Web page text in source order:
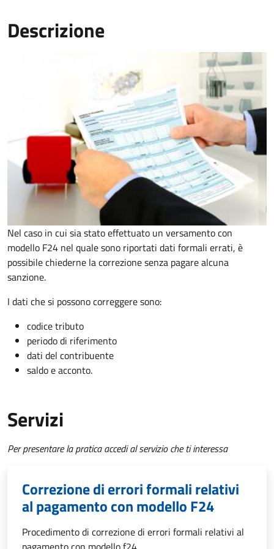
Descrizione
Nel caso in cui sia stato effettuato un versamento con
modello F24 nel quale sono riportati dati formali errati, è
possibile chiederne la correzione senza pagare alcuna
sanzione.
I dati che si possono correggere sono:
codice tributo
periodo di riferimento
dati del contribuente
saldo e acconto.
Servizi
Per presentare la pratica accedi al servizio che ti interessa
Correzione di errori formali relativi
al pagamento con modello F24
Procedimento di correzione di errori formali relativi al